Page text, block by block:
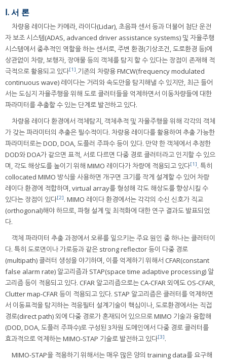
Ⅰ. 서 론
차량용 레이다는 카메라, 라이다(Lidar), 초음파 센서 등과 더불어 첨단 운전
자 보조 시스템(ADAS, advanced driver assistance systems) 및 자율주행
시스템에서 중추적인 역할을 하는 센서로, 주변 환경(기상조건, 도로환경 등)에
상관없이 차량, 보행자, 장애물 등의 객체를 탐지 할 수 있다는 장점이 존재해 적
극적으로 활용되고 있다[1].기존의 차량용 FMCW(frequency modulated
continuous wave) 레이다는 거리와 속도만을 탐지해낼 수 있지만, 최근 들어
서는 도심지 자율주행을 위해 도로 클러터들을 억제하면서 이동차량들에 대한
파라미터를 추출할 수 있는 단계로 발전하고 있다.
차량용 레이다 환경에서 객체탐지, 객체추적 및 자율주행을 위해 각각의 객체
가 갖는 파라미터의 추출은 필수적이다. 차량용 레이다를 활용하여 추출 가능한
파라미터로는 DOD, DOA, 도플러 주파수 등이 있다. 만약 한 객체에서 추정한
DOD와 DOA가 같으면 표적, 서로 다르면 다중 경로 클러터라고 인지할 수 있으
며, 각도 해상도를 높이기 위해 MIMO 레이다가 차량에 적용되고 있다[1]. 특히
collocated MIMO 방식을 사용하면 개구면 크기를 작게 설계할 수 있어 차량
레이다 환경에 적합하며, virtual array를 형성해 각도 해상도를 향상시킬 수
있다는 장점이 있다[2]. MIMO 레이다 환경에서는 각각의 수신 신호가 직교
(orthogonal)해야 하므로, 파형 설계 및 최적화에 대한 연구 결과도 발표되었
다.
객체 파라미터 추출 과정에서 오류를 일으키는 주요 원인 중 하나는 클러터이
다. 특히 도로면이나 가로등과 같은 strong reflector 등이 다중 경로
(multipath) 클러터 생성을 야기하며, 이를 억제하기 위해서 CFAR(constant
false alarm rate) 알고리즘과 STAP(space time adaptive processing) 알
고리즘 등이 적용되고 있다. CFAR 알고리즘으로는 CA-CFAR 외에도 OS-CFAR,
Clutter map-CFAR 등이 적용되고 있다. STAP 알고리즘은 클러터를 억제하면
서 이동표적을 탐지하는 적응필터 설계기술이 핵심이나, 도로환경에서는 직접
경로(direct path) 외에 다중 경로가 혼재되어 있으므로 MIMO 기술과 융합해
(DOD, DOA, 도플러 주파수)로 구성된 3차원 도메인에서 다중 경로 클러터를
효과적으로 억제하는 MIMO-STAP 기술로 발전하고 있다[3].
MIMO-STAP을 적용하기 위해서는 매우 많은 양의 training data를 요구해